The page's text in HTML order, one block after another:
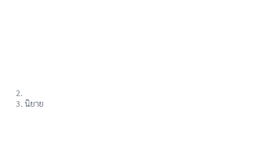
นิยาย